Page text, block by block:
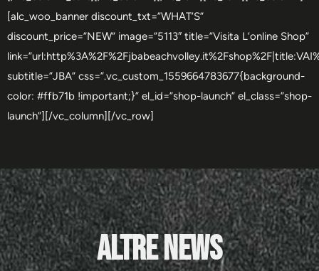
[alc_woo_banner discount_txt=”WHAT’S”
discount_price=”NEW” image=”5113″ title=”Visita L’online Shop”
subtitle=”JBA” css=”.vc_custom_1559664783677{background-
color: #ffb71b !important;}” el_id=”shop-launch” el_class=”shop-
launch”][/vc_column][/vc_row]
Altre News